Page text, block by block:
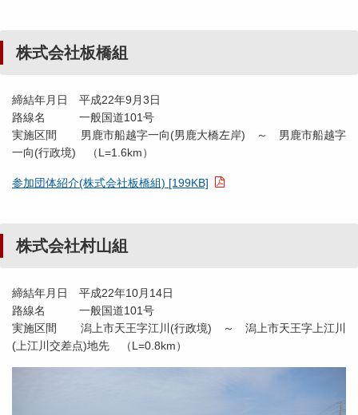
株式会社板橋組
締結年月日 平成22年9月3日
路線名 一般国道101号
実施区間 男鹿市船越字一向(男鹿大橋左岸) ～ 男鹿市船越字
一向(行政境) （L=1.6km）
参加団体紹介(株式会社板橋組) [199KB]
株式会社村山組
締結年月日 平成22年10月14日
路線名 一般国道101号
実施区間 潟上市天王字江川(行政境) ～ 潟上市天王字上江川
(上江川交差点)地先 （L=0.8km）